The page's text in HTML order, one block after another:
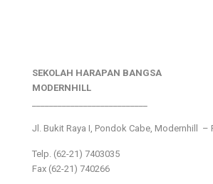
SEKOLAH HARAPAN BANGSA
MODERNHILL
Jl. Bukit Raya I, Pondok Cabe, Modernhill –
Telp. (62-21) 7403035
Fax (62-21) 740266